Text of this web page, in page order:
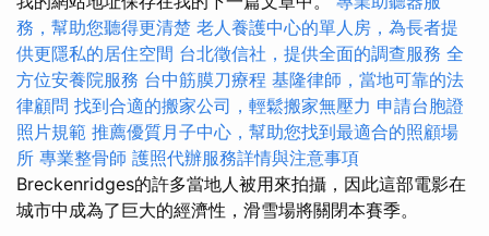
務，幫助您聽得更清楚 老人養護中心的單人房，為長者提
供更隱私的居住空間 台北徵信社，提供全面的調查服務 全
方位安養院服務 台中筋膜刀療程 基隆律師，當地可靠的法
律顧問 找到合適的搬家公司，輕鬆搬家無壓力 申請台胞證
照片規範 推薦優質月子中心，幫助您找到最適合的照顧場
所 專業整骨師 護照代辦服務詳情與注意事項
Breckenridges的許多當地人被用來拍攝，因此這部電影在
城市中成為了巨大的經濟性，滑雪場將關閉本賽季。